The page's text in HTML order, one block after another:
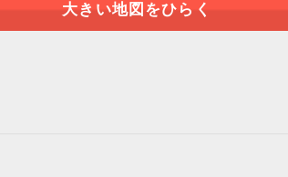
大きい地図をひらく